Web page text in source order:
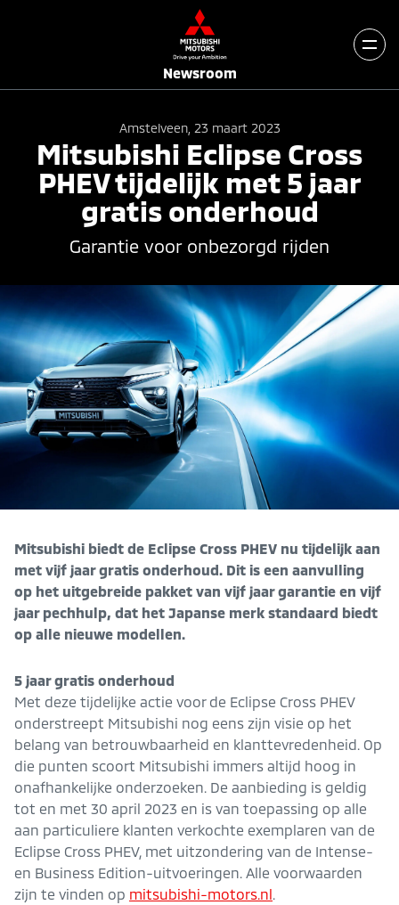
Newsroom
Amstelveen, 23 maart 2023
Mitsubishi Eclipse Cross
PHEV tijdelijk met 5 jaar
gratis onderhoud
Garantie voor onbezorgd rijden
Mitsubishi biedt de Eclipse Cross PHEV nu tijdelijk aan
met vijf jaar gratis onderhoud. Dit is een aanvulling
op het uitgebreide pakket van vijf jaar garantie en vijf
jaar pechhulp, dat het Japanse merk standaard biedt
op alle nieuwe modellen.
5 jaar gratis onderhoud
Met deze tijdelijke actie voor de Eclipse Cross PHEV
onderstreept Mitsubishi nog eens zijn visie op het
belang van betrouwbaarheid en klanttevredenheid. Op
die punten scoort Mitsubishi immers altijd hoog in
onafhankelijke onderzoeken. De aanbieding is geldig
tot en met 30 april 2023 en is van toepassing op alle
aan particuliere klanten verkochte exemplaren van de
Eclipse Cross PHEV, met uitzondering van de Intense-
en Business Edition-uitvoeringen. Alle voorwaarden
zijn te vinden op mitsubishi-motors.nl.